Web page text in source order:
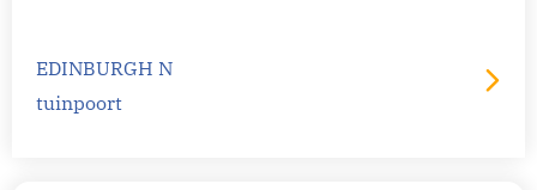
EDINBURGH N
tuinpoort